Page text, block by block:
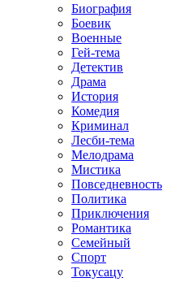
Биография
Боевик
Военные
Гей-тема
Детектив
Драма
История
Комедия
Криминал
Лесби-тема
Мелодрама
Мистика
Повседневность
Политика
Приключения
Романтика
Семейный
Спорт
Токусацу